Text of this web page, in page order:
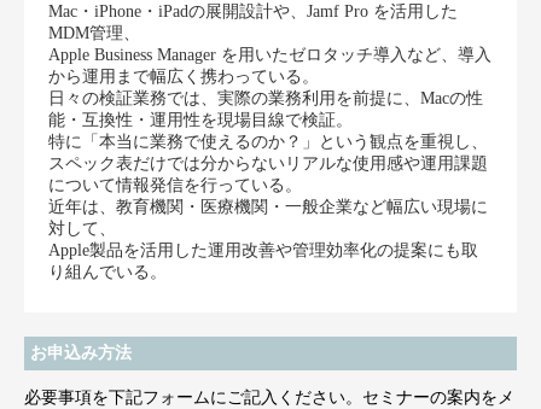
Mac・iPhone・iPadの展開設計や、Jamf Pro を活用した
MDM管理、
Apple Business Manager を用いたゼロタッチ導入など、導入
から運用まで幅広く携わっている。
日々の検証業務では、実際の業務利用を前提に、Macの性
能・互換性・運用性を現場目線で検証。
特に「本当に業務で使えるのか？」という観点を重視し、
スペック表だけでは分からないリアルな使用感や運用課題
について情報発信を行っている。
近年は、教育機関・医療機関・一般企業など幅広い現場に
対して、
Apple製品を活用した運用改善や管理効率化の提案にも取
り組んでいる。
お申込み方法
必要事項を下記フォームにご記入ください。セミナーの案内をメ